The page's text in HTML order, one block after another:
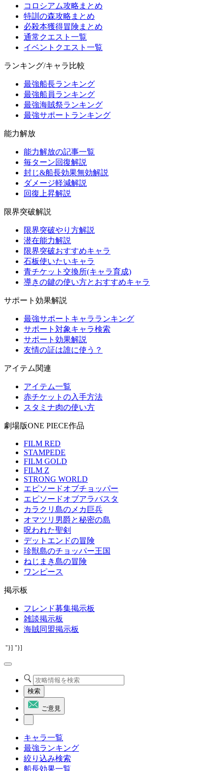
コロシアム攻略まとめ
特訓の森攻略まとめ
必殺本獲得冒険まとめ
通常クエスト一覧
イベントクエスト一覧
ランキング/キャラ比較
最強船長ランキング
最強船員ランキング
最強海賊祭ランキング
最強サポートランキング
能力解放
能力解放の記事一覧
毎ターン回復解説
封じ&船長効果無効解説
ダメージ軽減解説
回復上昇解説
限界突破解説
限界突破やり方解説
潜在能力解説
限界突破おすすめキャラ
石板使いたいキャラ
青チケット交換所(キャラ育成)
導きの鍵の使い方とおすすめキャラ
サポート効果解説
最強サポートキャラランキング
サポート対象キャラ検索
サポート効果解説
友情の証は誰に使う？
アイテム関連
アイテム一覧
赤チケットの入手方法
スタミナ肉の使い方
劇場版ONE PIECE作品
FILM RED
STAMPEDE
FILM GOLD
FILM Z
STRONG WORLD
エピソードオブチョッパー
エピソードオブアラバスタ
カラクリ島のメカ巨兵
オマツリ男爵と秘密の島
呪われた聖剣
デットエンドの冒険
珍獣島のチョッパー王国
ねじまき島の冒険
ワンピース
掲示板
フレンド募集掲示板
雑談掲示板
海賊同盟掲示板
"}] "}]
検索
ご意見
キャラ一覧
最強ランキング
絞り込み検索
船長効果一覧